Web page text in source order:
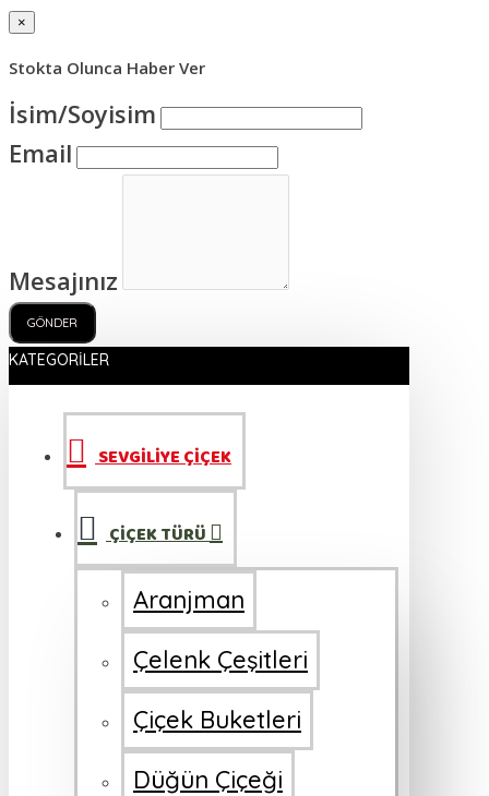
×
Stokta Olunca Haber Ver
İsim/Soyisim
Email
Mesajınız
GÖNDER
KATEGORILER
SEVGİLİYE ÇİÇEK
ÇİÇEK TÜRÜ
Aranjman
Çelenk Çeşitleri
Çiçek Buketleri
Düğün Çiçeği